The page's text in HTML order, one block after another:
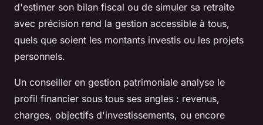
d'estimer son bilan fiscal ou de simuler sa retraite
avec précision rend la gestion accessible à tous,
quels que soient les montants investis ou les projets
personnels.
Un conseiller en gestion patrimoniale analyse le
profil financier sous tous ses angles : revenus,
charges, objectifs d'investissements, ou encore